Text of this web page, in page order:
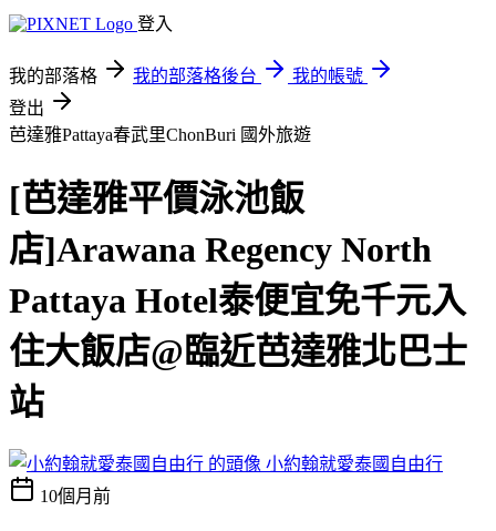
登入
我的部落格 我的部落格後台
我的帳號
登出
芭達雅Pattaya春武里ChonBuri 國外旅遊
[芭達雅平價泳池飯
店]Arawana Regency North
Pattaya Hotel泰便宜免千元入
住大飯店@臨近芭達雅北巴士
站
小約翰就愛泰國自由行
10個月前